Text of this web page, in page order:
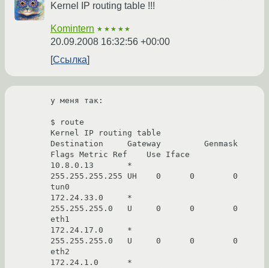
Kernel IP routing table !!!
Komintern ★★★★★
20.09.2008 16:32:56 +00:00
Ссылка
у меня так:
$ route
Kernel IP routing table
Destination     Gateway         Genmask
Flags Metric Ref    Use Iface
10.8.0.13       *
255.255.255.255 UH    0      0        0
tun0
172.24.33.0     *
255.255.255.0   U     0      0        0
eth1
172.24.17.0     *
255.255.255.0   U     0      0        0
eth2
172.24.1.0      *